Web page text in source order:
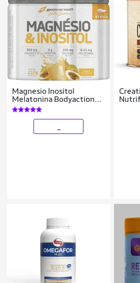
Magnesio Inositol
Melatonina Bodyaction
210g Sabor Maracuja